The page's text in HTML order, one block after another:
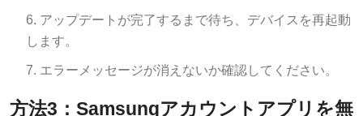
アップデートが完了するまで待ち、デバイスを再起動
します。
エラーメッセージが消えないか確認してください。
方法3：Samsungアカウントアプリを無